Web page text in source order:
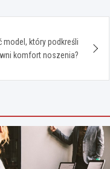
model, który podkreśli
komfort noszenia?